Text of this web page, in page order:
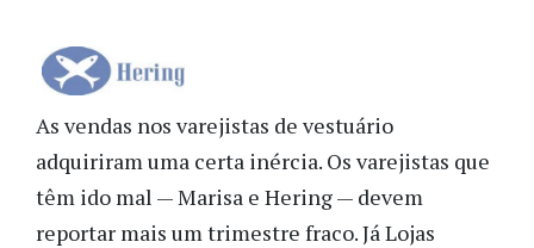
As vendas nos varejistas de vestuário
adquiriram uma certa inércia. Os varejistas que
têm ido mal — Marisa e Hering — devem
reportar mais um trimestre fraco. Já Lojas